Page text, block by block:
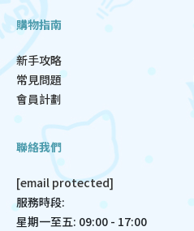
購物指南
新手攻略
常見問題
會員計劃
聯絡我們
[email protected]
服務時段:
星期一至五: 09:00 - 17:00